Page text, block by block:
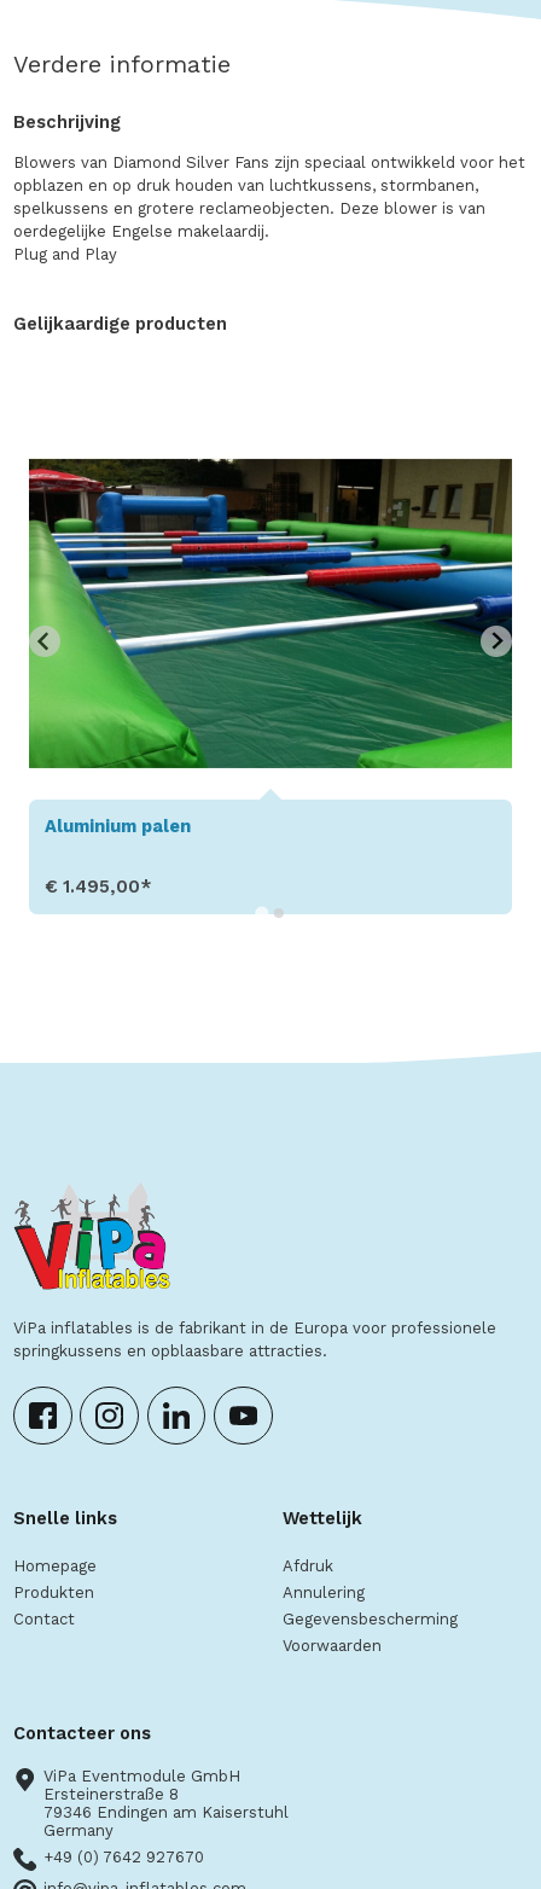
Verdere informatie
Beschrijving
Blowers van Diamond Silver Fans zijn speciaal ontwikkeld voor het
opblazen en op druk houden van luchtkussens, stormbanen,
spelkussens en grotere reclameobjecten. Deze blower is van
oerdegelijke Engelse makelaardij.
Plug and Play
Gelijkaardige producten
Blower Fan 1.5KW 2.0HP
€ 250,00*
ViPa inflatables is de fabrikant in de Europa voor professionele
springkussens en opblaasbare attracties.
Snelle links
Homepage
Produkten
Contact
Wettelijk
Afdruk
Annulering
Gegevensbescherming
Voorwaarden
Contacteer ons
ViPa Eventmodule GmbH
Ersteinerstraße 8
79346 Endingen am Kaiserstuhl
Germany
+49 (0) 7642 927670